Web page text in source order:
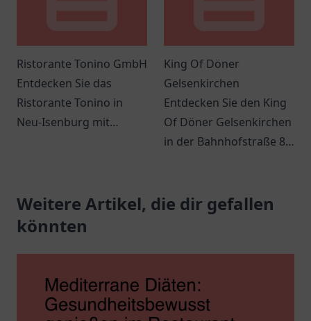
Ristorante Tonino GmbH
Entdecken Sie das
Ristorante Tonino in
Neu-Isenburg mit
Atmosphäre.
King Of Döner
Gelsenkirchen
Entdecken Sie den King
Of Döner Gelsenkirchen
in der Bahnhofstraße 83
Döner und spannende
Angebote.
Weitere Artikel, die dir gefallen
könnten